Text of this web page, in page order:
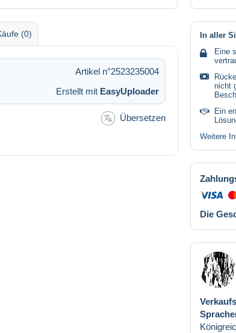
(0)
Artikel n°2523235004
Erstellt mit EasyUploader
Übersetzen
In aller
Eine
nicht
Ein
Weitere
Die